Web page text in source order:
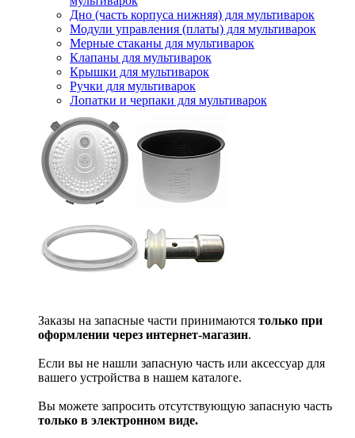
Дно (часть корпуса нижняя) для мультиварок
Модули управления (платы) для мультиварок
Мерные стаканы для мультиварок
Клапаны для мультиварок
Крышки для мультиварок
Ручки для мультиварок
Лопатки и черпаки для мультиварок
Заказы на запасные части принимаются только при
оформлении через интернет-магазин.
Если вы не нашли запасную часть или аксессуар для
вашего устройства в нашем каталоге.
Вы можете запросить отсутствующую запасную часть
только в электронном виде.